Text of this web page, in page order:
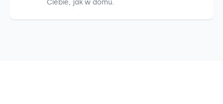
Ciebie, jak w domu.